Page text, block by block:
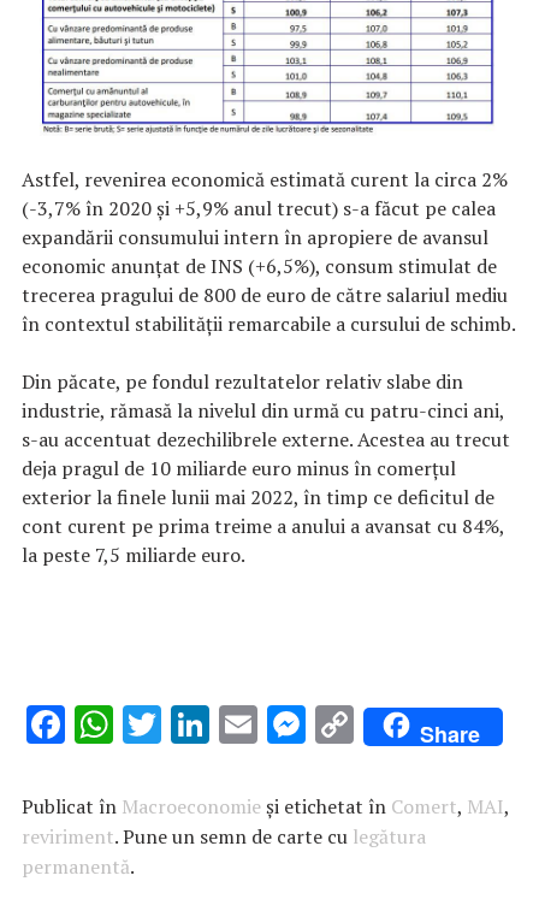
Astfel, revenirea economică estimată curent la circa 2%
(-3,7% în 2020 și +5,9% anul trecut) s-a făcut pe calea
expandării consumului intern în apropiere de avansul
economic anunțat de INS (+6,5%), consum stimulat de
trecerea pragului de 800 de euro de către salariul mediu
în contextul stabilității remarcabile a cursului de schimb.
Din păcate, pe fondul rezultatelor relativ slabe din
industrie, rămasă la nivelul din urmă cu patru-cinci ani,
s-au accentuat dezechilibrele externe. Acestea au trecut
deja pragul de 10 miliarde euro minus în comerțul
exterior la finele lunii mai 2022, în timp ce deficitul de
cont curent pe prima treime a anului a avansat cu 84%,
la peste 7,5 miliarde euro.
F
e
b
o
W
at
s
A
T
it
te
Li
k
e
E
ai
l
M
se
n
C
o
p
y
Share
Publicat în Macroeconomieși etichetat în Comert, MAI,
reviriment. Pune un semn de carte cu legătura
permanentă.